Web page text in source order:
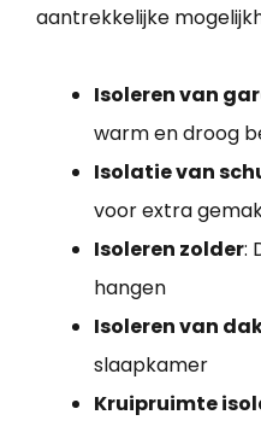
aantrekkelijke
Isoleren van
warm en droog
Isolatie van
voor extra
Isoleren zolder:
hangen
Isoleren van
slaapkamer
Kruipruimte